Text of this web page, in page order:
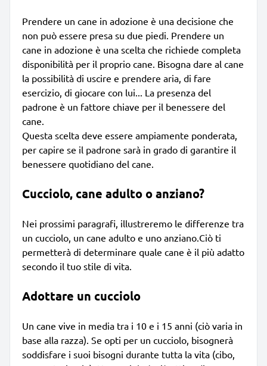
Prendere un cane in adozione è una decisione che
non può essere presa su due piedi. Prendere un
cane in adozione è una scelta che richiede completa
disponibilità per il proprio cane. Bisogna dare al cane
la possibilità di uscire e prendere aria, di fare
esercizio, di giocare con lui... La presenza del
padrone è un fattore chiave per il benessere del
cane.
Questa scelta deve essere ampiamente ponderata,
per capire se il padrone sarà in grado di garantire il
benessere quotidiano del cane.
Cucciolo, cane adulto o anziano?
Nei prossimi paragrafi, illustreremo le differenze tra
un cucciolo, un cane adulto e uno anziano.Ciò ti
permetterà di determinare quale cane è il più adatto
secondo il tuo stile di vita.
Adottare un cucciolo
Un cane vive in media tra i 10 e i 15 anni (ciò varia in
base alla razza). Se opti per un cucciolo, bisognerà
soddisfare i suoi bisogni durante tutta la vita (cibo,